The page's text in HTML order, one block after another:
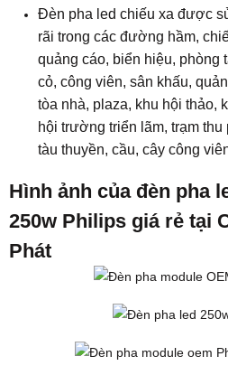
Đèn pha led chiếu xa được
rãi trong các đường hầm,
quảng cáo, biển hiệu, phòng
cỏ, công viên, sân khấu,
tòa nhà, plaza, khu hội thảo,
hội trường triển lãm, trạm
tàu thuyền, cầu, cây công
Hình ảnh của đèn pha
250w Philips giá rẻ tại
Phát